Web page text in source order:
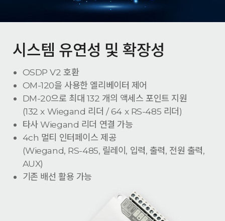
시스템 유연성 및 확장성
OSDP V2 호환
OM-120을 사용한 엘리베이터 제어
DM-20으로 최대 132 개의 액세스 포인트 지원
(132 x Wiegand 리더 / 64 x RS-485 리더)
타사 Wiegand 리더 연결 가능
4ch 멀티 인터페이스 제공
(Wiegand, RS-485, 릴레이, 입력, 출력, 전원 출력,
AUX)
기존 배선 활용 가능